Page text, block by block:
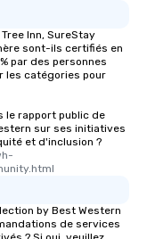
Inn, SureStay
sont-ils certifiés en
par des personnes
les catégories pour
le rapport public de
sur ses initiatives
et d'inclusion ?
by Best Western
de services